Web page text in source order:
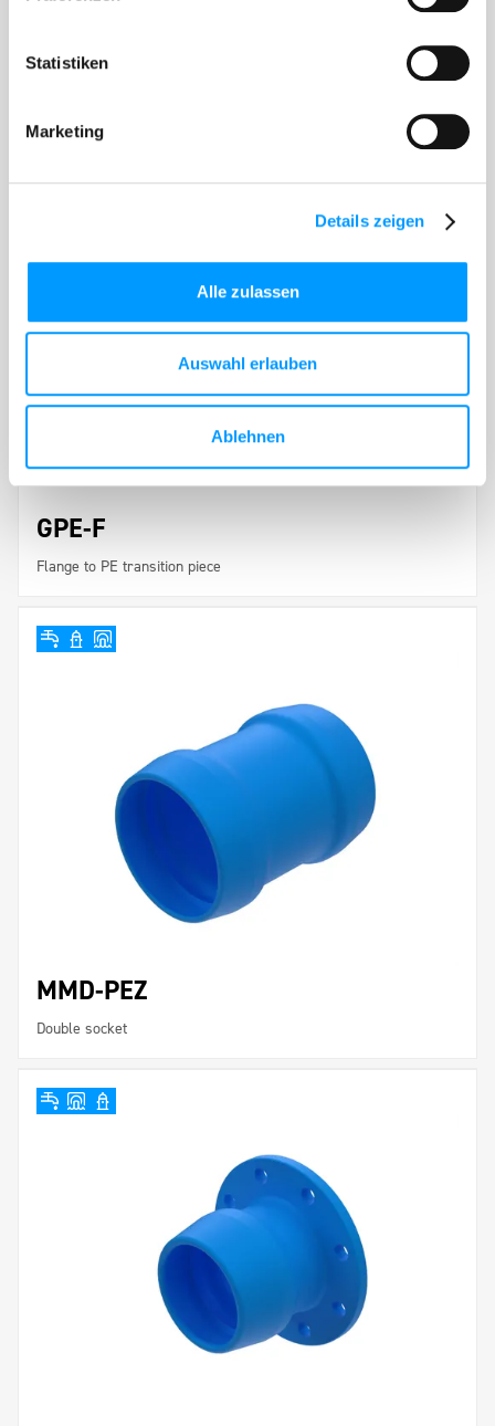
Statistiken
Marketing
Details zeigen
Alle zulassen
Auswahl erlauben
Ablehnen
Rotable flange for welded PE stub
GPE-F
Flange to PE transition piece
MMD-PEZ
Double socket